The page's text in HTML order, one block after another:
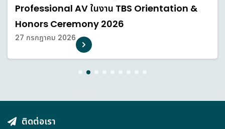
Professional AV ในงาน TBS Orientation &
Honors Ceremony 2026
27 กรกฎาคม 2026
5
ติดต่อเรา